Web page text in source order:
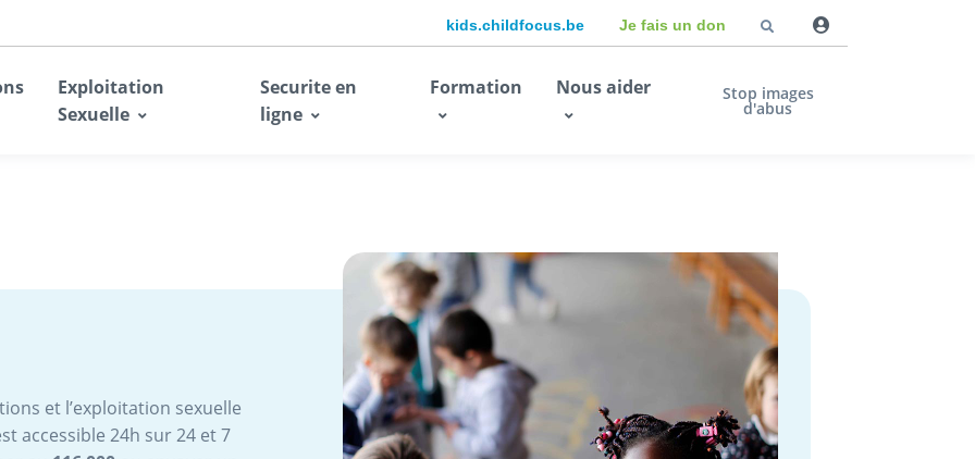
kids.childfocus.be Je fais un don
Exploitation
Sexuelle
Securite en
ligne
Formation Nous aider Stop images
d'abus
et l’exploitation sexuelle
accessible 24h sur 24 et 7